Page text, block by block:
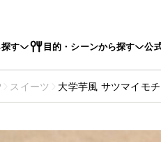
す 目的・シーンから探す 公
スイーツ 大学芋風 サツマイモ